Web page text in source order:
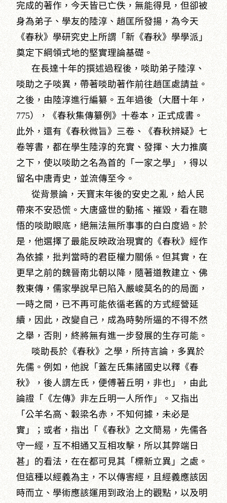
完成的著作，今天皆已亡佚，無能得見，但卻被
身為弟子、學友的陸淳、趙匡所發揚，為今天
《春秋》學研究史上所謂「新《春秋》學學派」
奠定下綱領式地的堅實理論基礎。
在長達十年的撰述過程後，啖助弟子陸淳、
啖助之子啖異，帶著啖助著作前往趙匡處請益。
之後，由陸淳進行編纂。五年過後（大曆十年，
775），《春秋集傳纂例》十卷本，正式成書。
此外，還有《春秋微旨》三卷、《春秋辨疑》七
卷等書，都在學生陸淳的充實、發揮、大力推廣
之下，使以啖助之名為首的「一家之學」，得以
留名中唐青史，並流傳至今。
從背景論，天寶末年後的安史之亂，給人民
帶來不安恐慌。大唐盛世的動搖、摧毀，看在聰
悟的啖助眼底，絕無法無所事事的白白度過。於
是，他選擇了最能反映政治現實的《春秋》經作
為依據，批判當時的君臣權力關係。但其實，在
更早之前的魏晉南北朝以降，隨著道教建立、佛
教東傳，儒家學說早已陷入嚴峻莫名的的局面，
一時之間，已不再可能依循老舊的方式經營延
續，因此，改變自己，成為時勢所逼的不得不然
之舉，否則，終將無有進一步發展的生存可能。
啖助長於《春秋》之學，所持言論，多異於
先儒。例如，他說「蓋左氏集諸國史以釋《春
秋》，後人謂左氏，便傅著丘明，非也」，由此
論證「《左傳》非左丘明一人所作」。又指出
「公羊名高、轂梁名赤，不知何據，未必是
實」；或者，指出「《春秋》之文簡易，先儒各
守一經，互不相通又互相攻擊，所以其弊端日
甚」的看法，在在都可見其「標新立異」之處。
但這種以經義為主，不以傳害經，且經義應該因
時而立、學術應該運用到政治上的觀點，以及明